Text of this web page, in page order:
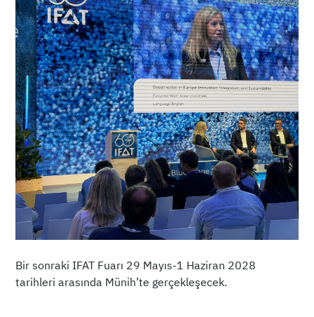
Bir sonraki IFAT Fuarı 29 Mayıs-1 Haziran 2028
tarihleri arasında Münih’te gerçekleşecek.